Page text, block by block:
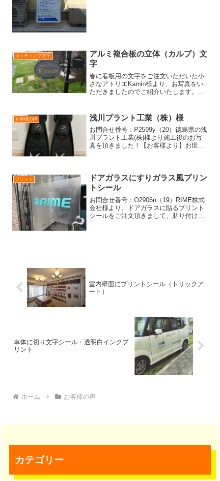
カッティング文字
アルミ複合板の立体（カルプ）文
字
春に看板用の文字をご注文いただいた小
さなアトリエKamin様より、お写真をい
ただきましたのでご紹介いたします。表
を製作させていただきました。レトロな
看板に、落ち着いたゴ...
お客様の声 浅川プラント工業（株）様
お問合せ番号：P2599y（20）徳島県の浅
川プラント工業(株)様より施工後のお写
真を頂きました！【お客様より】お世話
す。丁寧に説明...
プリント
ドアガラスにすりガラス風プリン
トシール
お問合せ番号：O2906n（19）RIME株式
会社様より、ドアガラスに貼るプリント
シールをご注文頂きまして、貼り付け後
室内壁面にプリントシール（トリックア
ート）
車体に切り文字シール・透明白インクプ
リント
ホーム お客様の声
カテゴリー